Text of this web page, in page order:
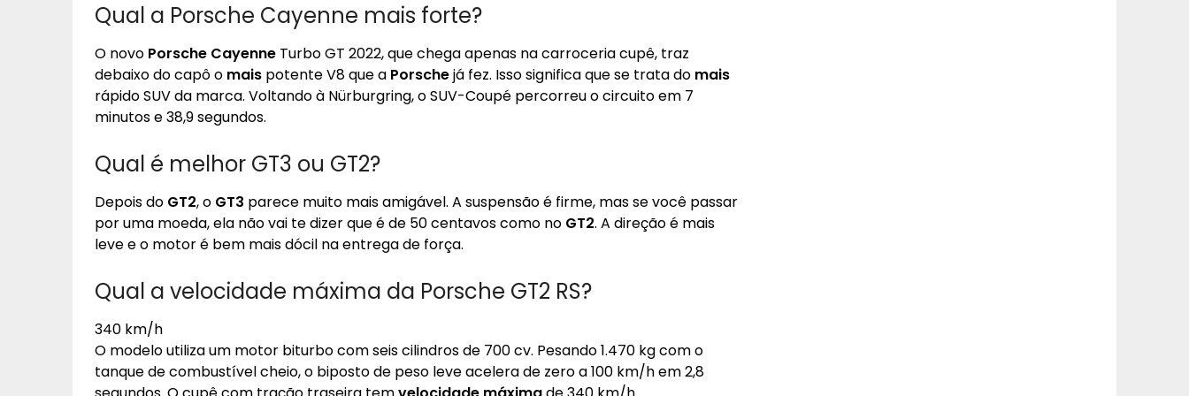
Qual a Porsche Cayenne mais forte?
O novo Porsche Cayenne Turbo GT 2022, que chega apenas na carroceria cupê, traz
debaixo do capô o mais potente V8 que a Porschejá fez. Isso significa que se trata do mais
rápido SUV da marca. Voltando à Nürburgring, o SUV-Coupé percorreu o circuito em 7
minutos e 38,9 segundos.
Qual é melhor GT3 ou GT2?
Depois do GT2, o GT3 parece muito mais amigável. A suspensão é firme, mas se você passar
por uma moeda, ela não vai te dizer que é de 50 centavos como no GT2. A direção é mais
leve e o motor é bem mais dócil na entrega de força.
Qual a velocidade máxima da Porsche GT2 RS?
340 km/h
O modelo utiliza um motor biturbo com seis cilindros de 700 cv. Pesando 1.470 kg com o
tanque de combustível cheio, o biposto de peso leve acelera de zero a 100 km/h em 2,8